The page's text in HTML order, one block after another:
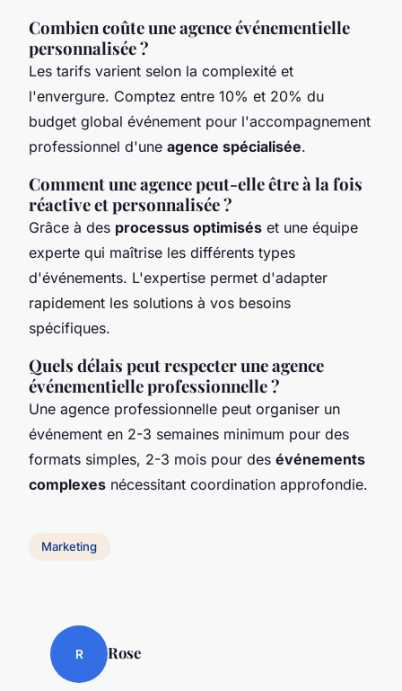
Combien coûte une agence événementielle
personnalisée ?
Les tarifs varient selon la complexité et
l'envergure. Comptez entre 10% et 20% du
budget global événement pour l'accompagnement
professionnel d'une agence spécialisée.
Comment une agence peut-elle être à la fois
réactive et personnalisée ?
Grâce à des processus optimisés et une équipe
experte qui maîtrise les différents types
d'événements. L'expertise permet d'adapter
rapidement les solutions à vos besoins
spécifiques.
Quels délais peut respecter une agence
événementielle professionnelle ?
Une agence professionnelle peut organiser un
événement en 2-3 semaines minimum pour des
formats simples, 2-3 mois pour des événements
complexes nécessitant coordination approfondie.
Marketing
R Rose